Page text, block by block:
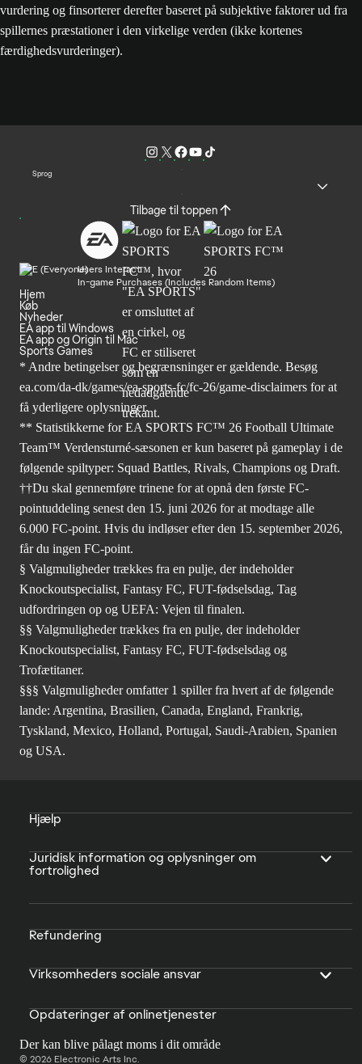
vurdering og finsorterer derefter baseret på subjektive faktorer ud fra
spillernes præstationer i den virkelige verden (ikke kortenes
færdighedsvurderinger).
Sprog
Tilbage til toppen
Users Interact
In-game Purchases (Includes Random Items)
Hjem
Køb
Nyheder
EA app til Windows
EA app og Origin til Mac
Sports Games
* Andre betingelser og begrænsninger er gældende. Besøg
ea.com/da-dk/games/ea-sports-fc/fc-26/game-disclaimers for at
få yderligere oplysninger.
** Statistikkerne for EA SPORTS FC™ 26 Football Ultimate
Team™ Verdensturné-sæsonen er kun baseret på gameplay i de
følgende spiltyper: Squad Battles, Rivals, Champions og Draft.
††Du skal gennemføre trinene for at opnå den første FC-
pointuddeling senest den 15. juni 2026 for at modtage alle
6.000 FC-point. Hvis du indløser efter den 15. september 2026,
får du ingen FC-point.
§ Valgmuligheder trækkes fra en pulje, der indeholder
Knockoutspecialist, Fantasy FC, FUT-fødselsdag, Tag
udfordringen op og UEFA: Vejen til finalen.
§§ Valgmuligheder trækkes fra en pulje, der indeholder
Knockoutspecialist, Fantasy FC, FUT-fødselsdag og
Trofætitaner.
§§§ Valgmuligheder omfatter 1 spiller fra hvert af de følgende
lande: Argentina, Brasilien, Canada, England, Frankrig,
Tyskland, Mexico, Holland, Portugal, Saudi-Arabien, Spanien
og USA.
Hjælp
Juridisk information og oplysninger om
fortrolighed
Refundering
Virksomheders sociale ansvar
Opdateringer af onlinetjenester
Der kan blive pålagt moms i dit område
© 2026 Electronic Arts Inc.